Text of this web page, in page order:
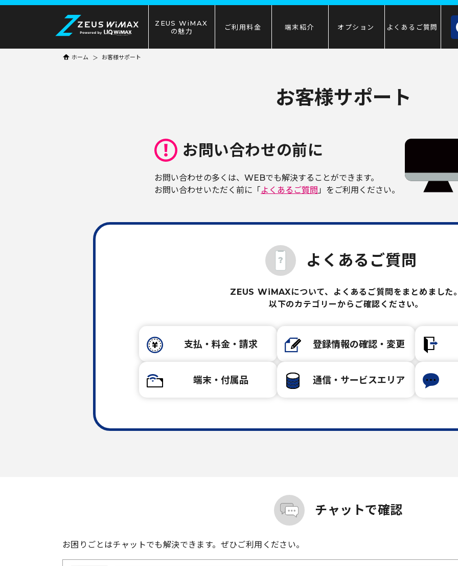
ZEUS WiMAX
の魅力
ご利用料金 端末紹介 オプション よくあるご質問
ホーム お客様サポート
お客様サポート
お問い合わせの前に
お問い合わせの多くは、WEBでも解決することができます。
お問い合わせいただく前に「よくあるご質問」をご利用ください。
よくあるご質問
ZEUS WiMAXについて、
よくあるご質問をまとめました
以下のカテゴリーからご確認ください。
支払・料金・請求 登録情報の確認・変更
端末・付属品 通信・サービスエリア
チャットで確認
お困りごとはチャットでも解決できます。 ぜひご利用ください。